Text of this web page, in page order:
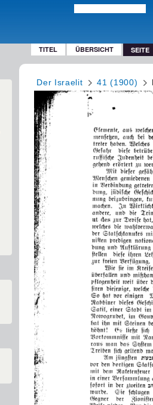
TITEL ÜBERSICHT SEITE
Der Israelit 41 (1900)